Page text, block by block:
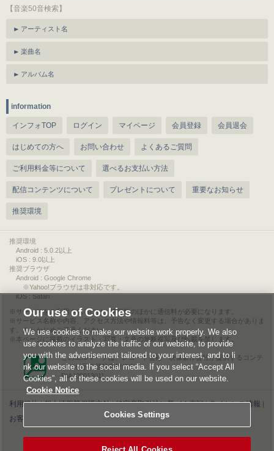
【音楽50音検索】
アーティスト名
楽曲名
アルバム名
information
インフォTOP ログイン マイページ 会員登録 会員退会
はじめての方へ お問い合わせ よくあるご質問
ご利用料金等について 選べるお支払い方法
配信コンテンツについて プレゼントについて 重要なお知らせ
推奨環境
推奨環境
Android : 5.0.2以上
iOS : 9.0以上
推奨ブラウザ
Android : Google Chrome
※Yahoo!ブラウザは非対応です。
iOS : Safari
サービスをご利用されるには、情報料のほかに通信料が必要になります。
サービス名称や内容、アクセス方法や情報料等は、予告なく変更する場合がありま
す。あらかじめご了承ください。
本ページに掲載のイラスト・写真・文章の無断複写及び転載を禁じます。
このエルマークは、レコード会社・映像製作会社が提供するコンテ
ンツを示す登録商標です。
RIAJ00013011
利用規約|個人情報等保護方針|特定商取引法に基づく表記|ライセンス情報
お客様情報の外部送信について|Cookies Settings
Our use of Cookies
We use cookies to make our website work properly. We also
use cookies to analyze the traffic of our website, to provide
you with the advertisement tailored to your interest, and to li
nk our website to the social media. If you select “Accept All
Cookies”, all of these cookies will be used on our website.
Cookie Notice
Cookies Settings